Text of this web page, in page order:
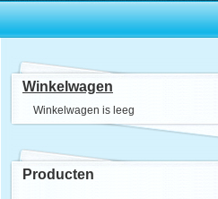
Winkelwagen
Winkelwagen is leeg
Producten